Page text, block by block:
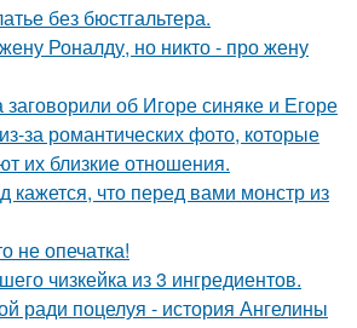
без бюстгальтера.
Роналду, но никто - про жену
заговорили об Игоре синяке и Егоре
за романтических фото, которые
их близкие отношения.
кажется, что перед вами монстр из
не опечатка!
чизкейка из 3 ингредиентов.
ради поцелуя - история Ангелины